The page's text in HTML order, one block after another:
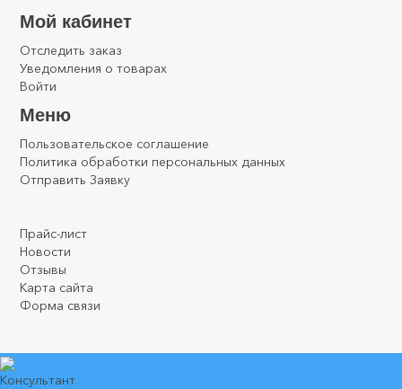
Мой кабинет
Отследить заказ
Уведомления о товарах
Войти
Меню
Пользовательское соглашение
Политика обработки персональных данных
Отправить Заявку
Прайс-лист
Новости
Отзывы
Карта сайта
Форма связи
Консультант